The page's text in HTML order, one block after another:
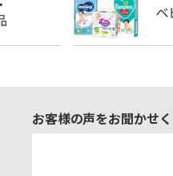
お客様の声をお聞かせ